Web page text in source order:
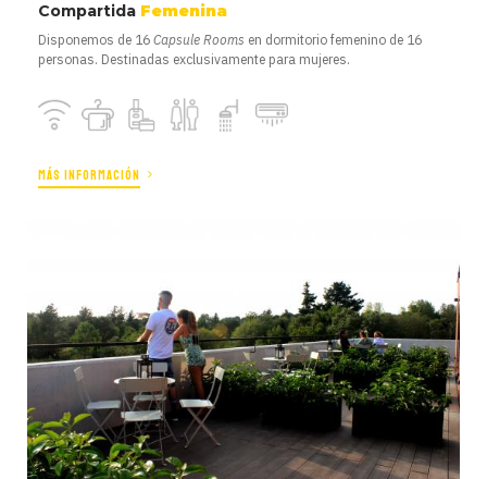
Compartida Femenina
Disponemos de 16Capsule Rooms en dormitorio femenino de 16
personas. Destinadas exclusivamente para mujeres.
MÁS INFORMACIÓN